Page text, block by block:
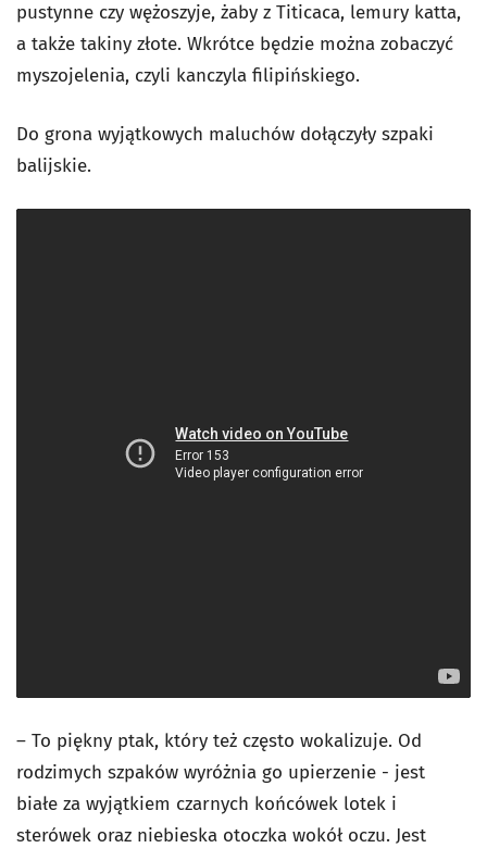
pustynne czy wężoszyje, żaby z Titicaca, lemury katta,
a także takiny złote. Wkrótce będzie można zobaczyć
myszojelenia, czyli kanczyla filipińskiego.
Do grona wyjątkowych maluchów dołączyły szpaki
balijskie.
– To piękny ptak, który też często wokalizuje. Od
rodzimych szpaków wyróżnia go upierzenie - jest
białe za wyjątkiem czarnych końcówek lotek i
sterówek oraz niebieska otoczka wokół oczu. Jest